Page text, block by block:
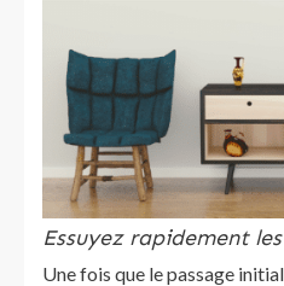
Essuyez rapidement
Une fois que le passage